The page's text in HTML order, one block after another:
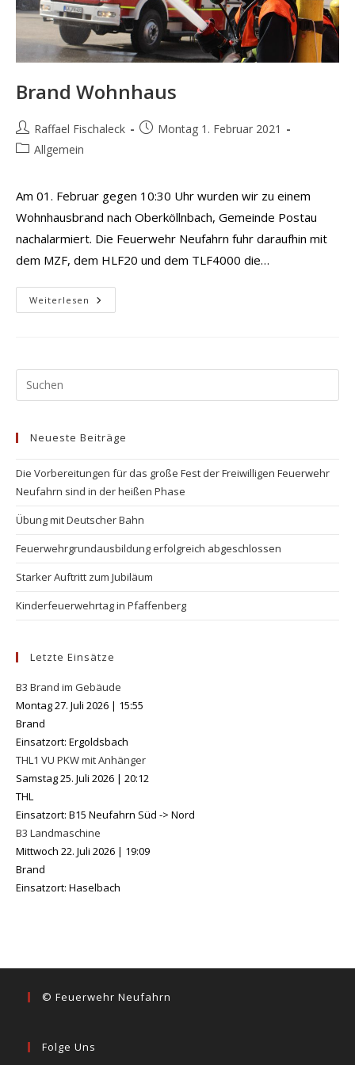
Brand Wohnhaus
Beitrags-
Autor:
Raffael Fischaleck
BeitragMontag 1. Februar 2021
Beitrags-
Allgemein
Am 01. Februar gegen 10:30 Uhr wurden wir zu einem
Wohnhausbrand nach Oberköllnbach, Gemeinde Postau
nachalarmiert. Die Feuerwehr Neufahrn fuhr daraufhin mit
dem MZF, dem HLF20 und dem TLF4000 die…
Weiterlesen Brand
Wohnhaus
Neueste Beiträge
Die Vorbereitungen für das große Fest der Freiwilligen Feuerwehr
Neufahrn sind in der heißen Phase
Übung mit Deutscher Bahn
Feuerwehrgrundausbildung erfolgreich abgeschlossen
Starker Auftritt zum Jubiläum
Kinderfeuerwehrtag in Pfaffenberg
Letzte Einsätze
B3 Brand im Gebäude
Montag 27. Juli 2026 | 15:55
Brand
Einsatzort: Ergoldsbach
THL1 VU PKW mit Anhänger
Samstag 25. Juli 2026 | 20:12
THL
Einsatzort: B15 Neufahrn Süd -> Nord
B3 Landmaschine
Mittwoch 22. Juli 2026 | 19:09
Brand
Einsatzort: Haselbach
© Feuerwehr Neufahrn
Folge Uns